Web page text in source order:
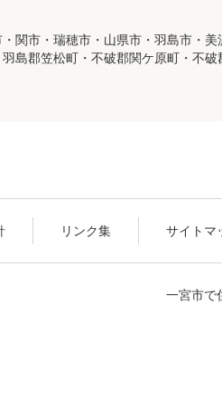
関市・瑞穂市・山県市・羽島市・
島郡笠松町・不破郡関ケ原町・不破
リンク集 サイトマ
一宮市で